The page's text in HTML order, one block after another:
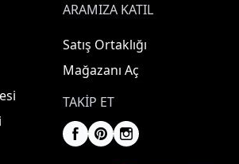
ARAMIZA KATIL
Satış Ortaklığı
Mağazanı Aç
TAKIP ET